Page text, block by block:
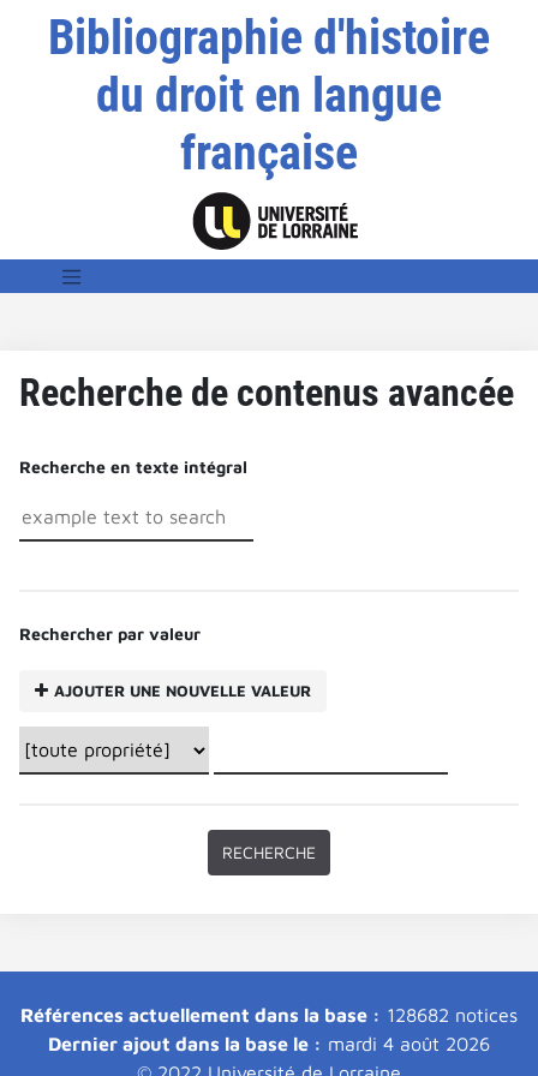
Bibliographie d'histoire
du droit en langue
française
Recherche de contenus avancée
Recherche en texte intégral
Rechercher par valeur
AJOUTER UNE NOUVELLE VALEUR
Références actuellement dans la base : 128682 notices
Dernier ajout dans la base le : mardi 4 août 2026